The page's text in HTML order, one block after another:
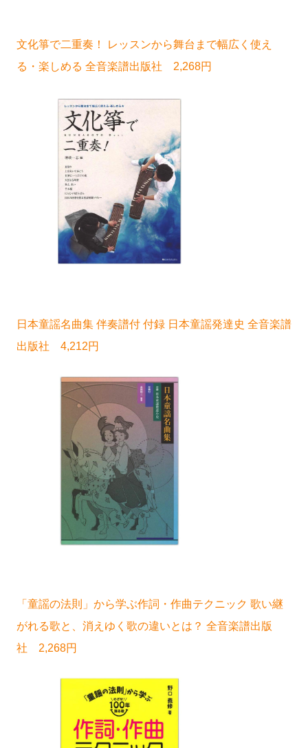
文化箏で二重奏！ レッスンから舞台まで幅広く使え
る・楽しめる 全音楽譜出版社 2,268円
日本童謡名曲集 伴奏譜付 付録 日本童謡発達史 全音楽譜
出版社 4,212円
「童謡の法則」から学ぶ作詞・作曲テクニック 歌い継
がれる歌と、消えゆく歌の違いとは？ 全音楽譜出版
社 2,268円